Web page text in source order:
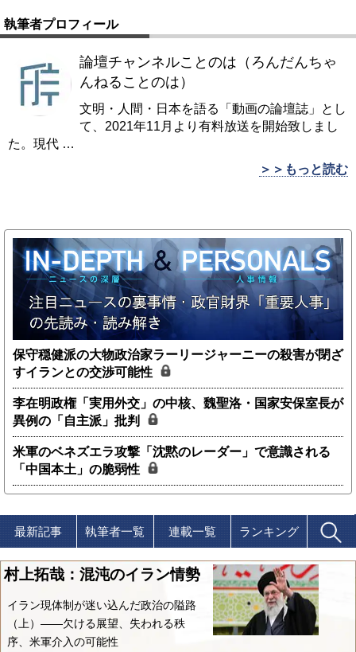
執筆者プロフィール
論壇チャンネルことのは（ろんだんちゃ
んねることのは）
文明・人間・日本を語る「動画の論壇誌」とし
て、2021年11月より有料放送を開始致しまし
た。現代 …
＞＞もっと読む
保守穏健派の大物政治家ラーリージャーニーの殺害が閉ざ
すイランとの交渉可能性
李在明政権「実用外交」の中核、魏聖洛・国家安保室長が
異例の「自主派」批判
米軍のベネズエラ攻撃「沈黙のレーダー」で意識される
「中国本土」の脆弱性
最新記事 執筆者一覧 連載一覧 ランキング
村上拓哉：混沌のイラン情勢
イラン現体制が迷い込んだ政治の隘路
（上）――欠ける展望、失われる秩
序、米軍介入の可能性